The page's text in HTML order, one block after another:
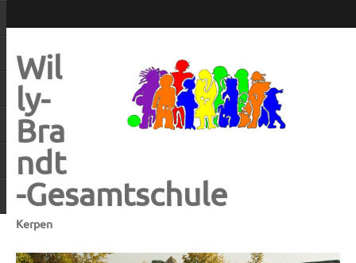
Wil
ly-
Bra
ndt
-Gesamtschule
Kerpen